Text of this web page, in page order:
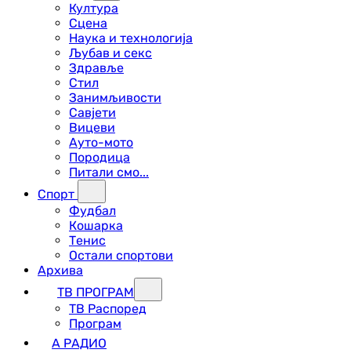
Култура
Сцена
Наука и технологија
Љубав и секс
Здравље
Стил
Занимљивости
Савјети
Вицеви
Ауто-мото
Породица
Питали смо...
Спорт
Фудбал
Кошарка
Тенис
Остали спортови
Архива
ТВ ПРОГРАМ
ТВ Распоред
Програм
А РАДИО